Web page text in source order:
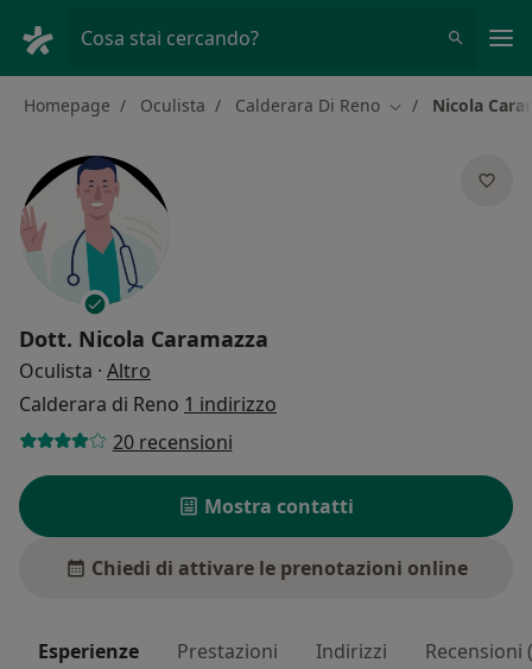
Cosa stai cercando?
Homepage Oculista Calderara Di Reno Cambia città
Nicola
Dott. Nicola Caramazza
Oculista · Altro
Calderara di Reno 1 indirizzo
20 recensioni
Mostra contatti
Chiedi di attivare le prenotazioni online
Esperienze Prestazioni Indirizzi Recensioni